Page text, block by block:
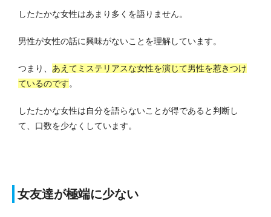
したたかな女性はあまり多くを語りません。
男性が女性の話に興味がないことを理解しています。
つまり、 あえてミステリアスな女性を演じて男性を惹きつけ
ているのです。
したたかな女性は自分を語らないことが得であると判断し
て、口数を少なくしています。
女友達が極端に少ない